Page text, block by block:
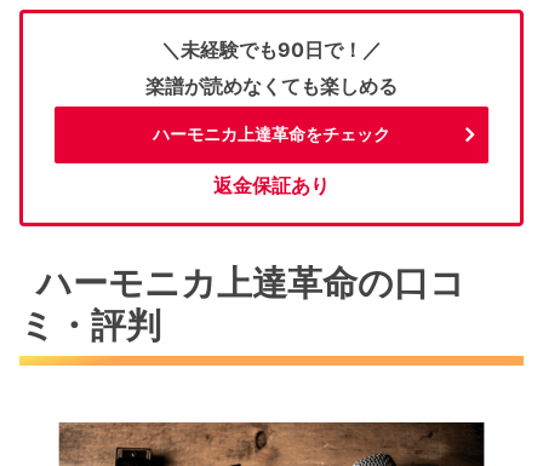
＼未経験でも90日で！／
楽譜が読めなくても楽しめる
ハーモニカ上達革命をチェック
返金保証あり
ハーモニカ上達革命の口コ
ミ・評判